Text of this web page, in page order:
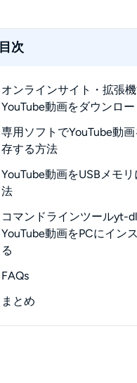
目次
オンラインサイト・拡張
YouTube動画をダウンロー
- 無料でYouTubeをダウン
るオンラインサイト
る拡張機能
専用ソフトでYouTube動
存する方法
- StreamFab YouTubeダ
は他のダウンローダーと
-
StreamFab YouTubeダ
- わずか4ステップ！動画
の手順
YouTube動画をUSBメモ
法
コマンドラインツールyt-
YouTube動画をPCにイン
る
-
yt-dlpでYouTube動画を
FAQs
-
4Kや8Kの動画を保存す
まとめ